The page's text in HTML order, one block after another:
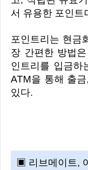
서 유용한 포인트
포인트리는 현금화 할 수 있다는 장점이 있다. 가
장 간편한 방법
인트리를 입금하
ATM을 통해 출
있다.
▣ 리브메이트,